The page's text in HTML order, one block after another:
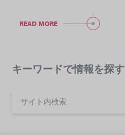
READ MORE
キーワードで情報を探す